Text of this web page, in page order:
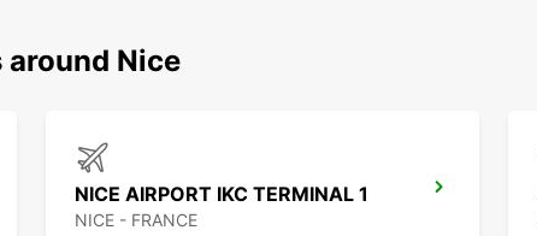
Nice
NICE AIRPORT IKC TERMINAL 1
NICE - FRANCE